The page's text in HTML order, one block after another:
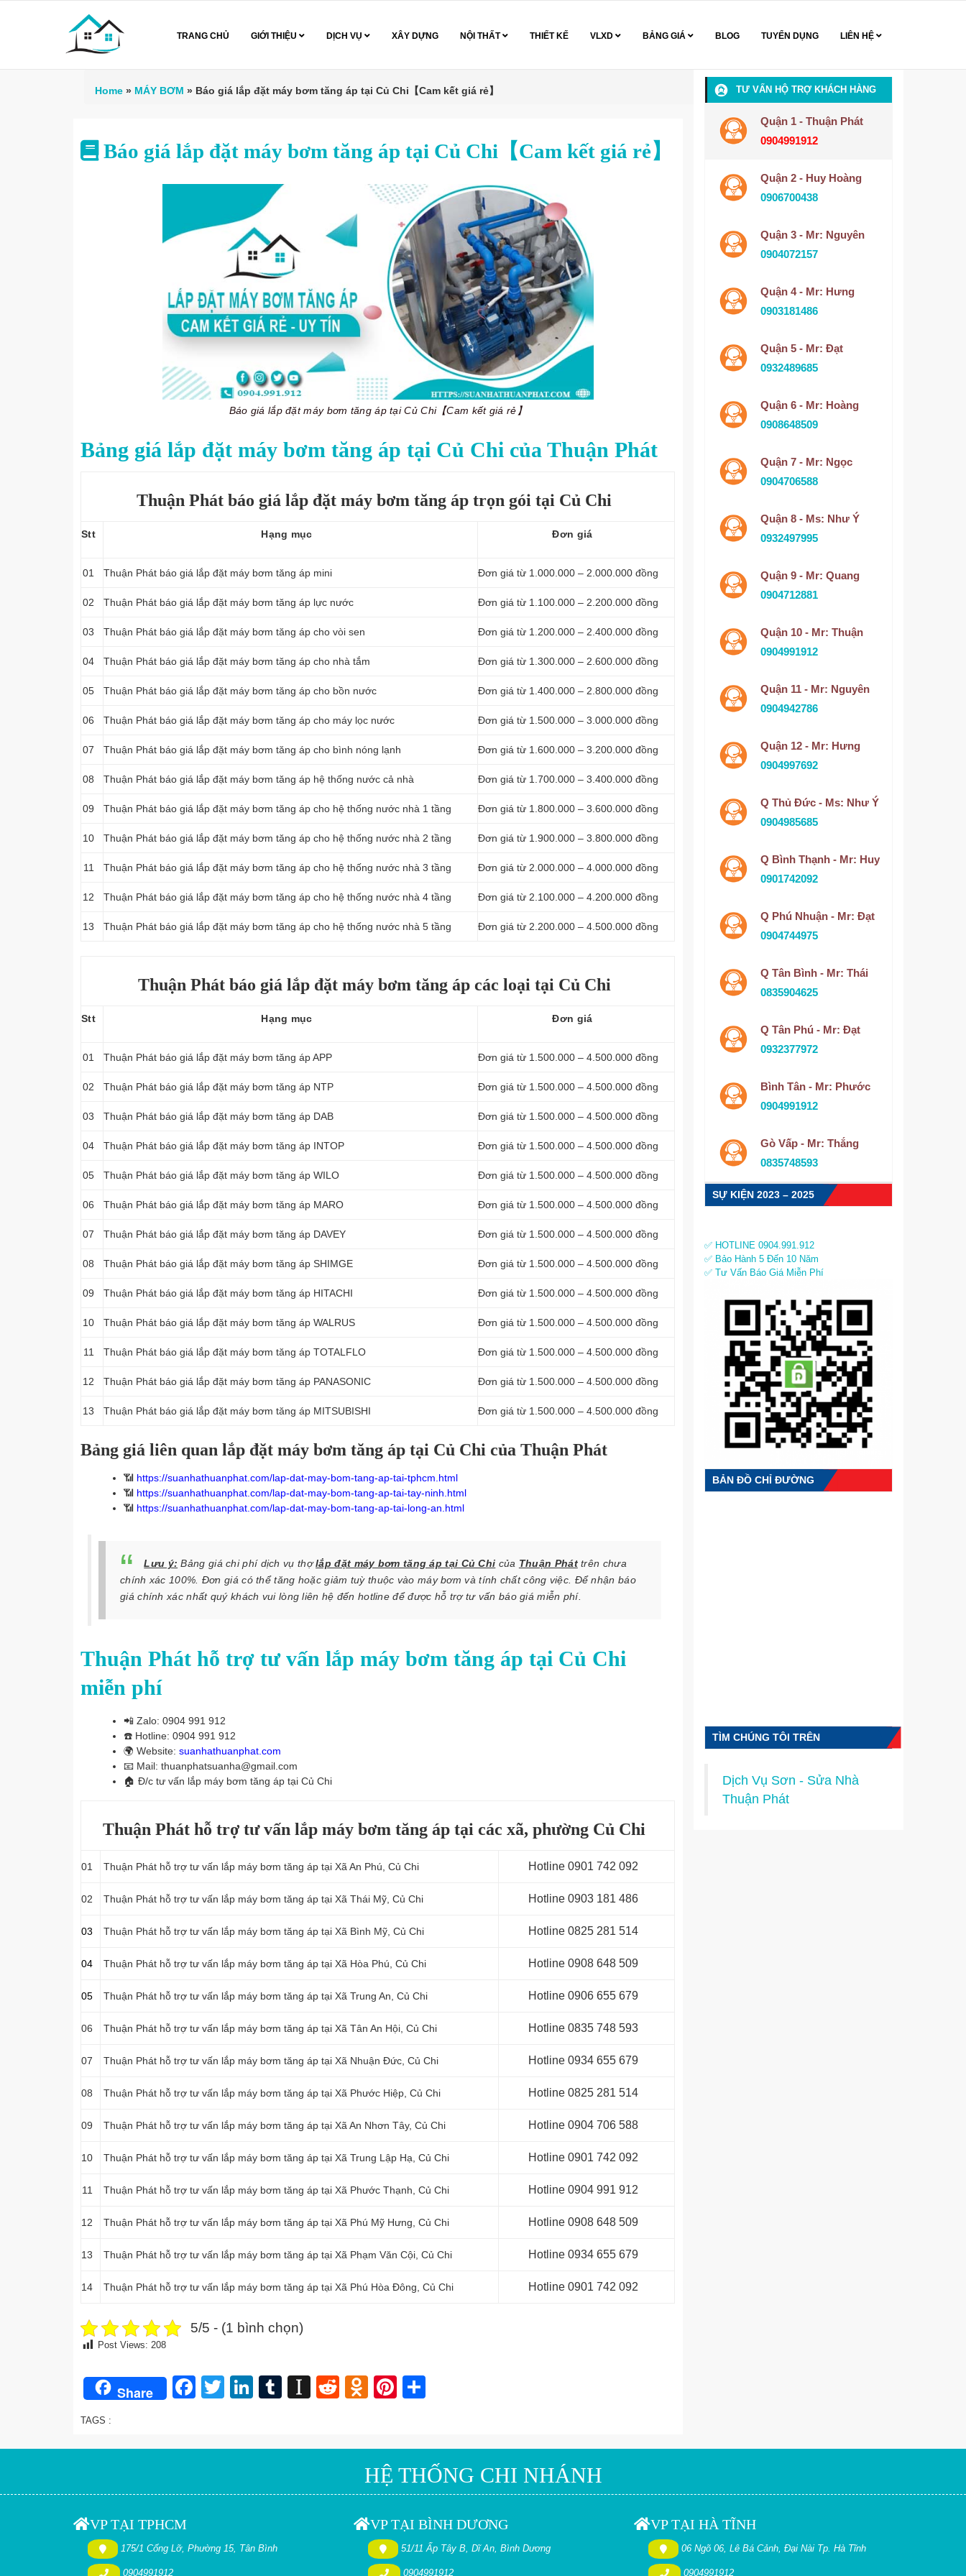
TRANG CHỦ GIỚI THIỆU DỊCH VỤ XÂY DỰNG NỘI THẤT THIẾT KẾ VLXD BẢNG GIÁ BLOG TUYỂN DỤNG LIÊN HỆ
Home » MÁY BƠM » Báo giá lắp đặt máy bơm tăng áp tại Củ Chi【Cam kết giá rẻ】
Báo giá lắp đặt máy bơm tăng áp tại Củ Chi【Cam kết giá rẻ】
Báo giá lắp đặt máy bơm tăng áp tại Củ Chi【Cam kết giá rẻ】
Bảng giá lắp đặt máy bơm tăng áp tại Củ Chi của Thuận Phát
Thuận Phát báo giá lắp đặt máy bơm tăng áp trọn gói tại Củ Chi
Stt Hạng mục Đơn giá
01 Thuận Phát báo giá lắp đặt máy bơm tăng áp mini Đơn giá từ 1.000.000 – 2.000.000 đồng
02 Thuận Phát báo giá lắp đặt máy bơm tăng áp lực nước Đơn giá từ 1.100.000 – 2.200.000 đồng
03 Thuận Phát báo giá lắp đặt máy bơm tăng áp cho vòi sen Đơn giá từ 1.200.000 – 2.400.000 đồng
04 Thuận Phát báo giá lắp đặt máy bơm tăng áp cho nhà tắm Đơn giá từ 1.300.000 – 2.600.000 đồng
05 Thuận Phát báo giá lắp đặt máy bơm tăng áp cho bồn nước Đơn giá từ 1.400.000 – 2.800.000 đồng
06 Thuận Phát báo giá lắp đặt máy bơm tăng áp cho máy lọc nước Đơn giá từ 1.500.000 – 3.000.000 đồng
07 Thuận Phát báo giá lắp đặt máy bơm tăng áp cho bình nóng lạnh Đơn giá từ 1.600.000 – 3.200.000 đồng
08 Thuận Phát báo giá lắp đặt máy bơm tăng áp hệ thống nước cả nhà Đơn giá từ 1.700.000 – 3.400.000 đồng
09 Thuận Phát báo giá lắp đặt máy bơm tăng áp cho hệ thống nước nhà 1 tầng Đơn giá từ 1.800.000 – 3.600.000 đồng
10 Thuận Phát báo giá lắp đặt máy bơm tăng áp cho hệ thống nước nhà 2 tầng Đơn giá từ 1.900.000 – 3.800.000 đồng
11 Thuận Phát báo giá lắp đặt máy bơm tăng áp cho hệ thống nước nhà 3 tầng Đơn giá từ 2.000.000 – 4.000.000 đồng
12 Thuận Phát báo giá lắp đặt máy bơm tăng áp cho hệ thống nước nhà 4 tầng Đơn giá từ 2.100.000 – 4.200.000 đồng
13 Thuận Phát báo giá lắp đặt máy bơm tăng áp cho hệ thống nước nhà 5 tầng Đơn giá từ 2.200.000 – 4.500.000 đồng
Thuận Phát báo giá lắp đặt máy bơm tăng áp các loại tại Củ Chi
Stt Hạng mục Đơn giá
01 Thuận Phát báo giá lắp đặt máy bơm tăng áp APP Đơn giá từ 1.500.000 – 4.500.000 đồng
02 Thuận Phát báo giá lắp đặt máy bơm tăng áp NTP Đơn giá từ 1.500.000 – 4.500.000 đồng
03 Thuận Phát báo giá lắp đặt máy bơm tăng áp DAB Đơn giá từ 1.500.000 – 4.500.000 đồng
04 Thuận Phát báo giá lắp đặt máy bơm tăng áp INTOP Đơn giá từ 1.500.000 – 4.500.000 đồng
05 Thuận Phát báo giá lắp đặt máy bơm tăng áp WILO Đơn giá từ 1.500.000 – 4.500.000 đồng
06 Thuận Phát báo giá lắp đặt máy bơm tăng áp MARO Đơn giá từ 1.500.000 – 4.500.000 đồng
07 Thuận Phát báo giá lắp đặt máy bơm tăng áp DAVEY Đơn giá từ 1.500.000 – 4.500.000 đồng
08 Thuận Phát báo giá lắp đặt máy bơm tăng áp SHIMGE Đơn giá từ 1.500.000 – 4.500.000 đồng
09 Thuận Phát báo giá lắp đặt máy bơm tăng áp HITACHI Đơn giá từ 1.500.000 – 4.500.000 đồng
10 Thuận Phát báo giá lắp đặt máy bơm tăng áp WALRUS Đơn giá từ 1.500.000 – 4.500.000 đồng
11 Thuận Phát báo giá lắp đặt máy bơm tăng áp TOTALFLO Đơn giá từ 1.500.000 – 4.500.000 đồng
12 Thuận Phát báo giá lắp đặt máy bơm tăng áp PANASONIC Đơn giá từ 1.500.000 – 4.500.000 đồng
13 Thuận Phát báo giá lắp đặt máy bơm tăng áp MITSUBISHI Đơn giá từ 1.500.000 – 4.500.000 đồng
Bảng giá liên quan lắp đặt máy bơm tăng áp tại Củ Chi của Thuận Phát
📶 https://suanhathuanphat.com/lap-dat-may-bom-tang-ap-tai-tphcm.html
📶 https://suanhathuanphat.com/lap-dat-may-bom-tang-ap-tai-tay-ninh.html
📶 https://suanhathuanphat.com/lap-dat-may-bom-tang-ap-tai-long-an.html
Lưu ý: Bảng giá chi phí dịch vụ thợlắp đặt máy bơm tăng áp tại Củ Chi của Thuận Pháttrên chưa
chính xác 100%. Đơn giá có thể tăng hoặc giảm tuỳ thuộc vào máy bơm và tính chất công việc. Để nhận báo
giá chính xác nhất quý khách vui lòng liên hệ đến hotline để được hỗ trợ tư vấn báo giá miễn phí.
Thuận Phát hỗ trợ tư vấn lắp máy bơm tăng áp tại Củ Chi
miễn phí
📲 Zalo: 0904 991 912
☎️ Hotline: 0904 991 912
🌍 Website: suanhathuanphat.com
📧 Mail: thuanphatsuanha@gmail.com
🏠 Đ/c tư vấn lắp máy bơm tăng áp tại Củ Chi
Thuận Phát hỗ trợ tư vấn lắp máy bơm tăng áp tại các xã, phường Củ Chi
01 Thuận Phát hỗ trợ tư vấn lắp máy bơm tăng áp tại Xã An Phú, Củ Chi Hotline 0901 742 092
02 Thuận Phát hỗ trợ tư vấn lắp máy bơm tăng áp tại Xã Thái Mỹ , Củ Chi Hotline 0903 181 486
03 Thuận Phát hỗ trợ tư vấn lắp máy bơm tăng áp tại Xã Bình Mỹ , Củ Chi Hotline 0825 281 514
04 Thuận Phát hỗ trợ tư vấn lắp máy bơm tăng áp tại Xã Hòa Phú, Củ Chi Hotline 0908 648 509
05 Thuận Phát hỗ trợ tư vấn lắp máy bơm tăng áp tại Xã Trung An , Củ Chi Hotline 0906 655 679
06 Thuận Phát hỗ trợ tư vấn lắp máy bơm tăng áp tại Xã Tân An Hội, Củ Chi Hotline 0835 748 593
07 Thuận Phát hỗ trợ tư vấn lắp máy bơm tăng áp tại Xã Nhuận Đức, Củ Chi Hotline 0934 655 679
08 Thuận Phát hỗ trợ tư vấn lắp máy bơm tăng áp tại Xã Phước Hiệp, Củ Chi Hotline 0825 281 514
09 Thuận Phát hỗ trợ tư vấn lắp máy bơm tăng áp tại Xã An Nhơn Tây, Củ Chi Hotline 0904 706 588
10 Thuận Phát hỗ trợ tư vấn lắp máy bơm tăng áp tại Xã Trung Lập Hạ, Củ Chi Hotline 0901 742 092
11 Thuận Phát hỗ trợ tư vấn lắp máy bơm tăng áp tại Xã Phước Thạnh, Củ Chi Hotline 0904 991 912
12 Thuận Phát hỗ trợ tư vấn lắp máy bơm tăng áp tại Xã Phú Mỹ Hưng, Củ Chi Hotline 0908 648 509
13 Thuận Phát hỗ trợ tư vấn lắp máy bơm tăng áp tại Xã Phạm Văn Cội, Củ Chi Hotline 0934 655 679
14 Thuận Phát hỗ trợ tư vấn lắp máy bơm tăng áp tại Xã Phú Hòa Đông , Củ Chi Hotline 0901 742 092
5/5 - (1 bình chọn)
Post Views: 208
Share Facebook
TwitterLinkedIn
Tumblr
Instapaper
RedditOdnoklassniki
Pinterest
TAGS :
TƯ VẤN HỘ TRỢ KHÁCH HÀNG
Quận 1 - Thuận Phát
0904991912
Quận 2 - Huy Hoàng
0906700438
Quận 3 - Mr: Nguyên
0904072157
Quận 4 - Mr: Hưng
0903181486
Quận 5 - Mr: Đạt
0932489685
Quận 6 - Mr: Hoàng
0908648509
Quận 7 - Mr: Ngọc
0904706588
Quận 8 - Ms: Như Ý
0932497995
Quận 9 - Mr: Quang
0904712881
Quận 10 - Mr: Thuận
0904991912
Quận 11 - Mr: Nguyên
0904942786
Quận 12 - Mr: Hưng
0904997692
Q Thủ Đức - Ms: Như Ý
0904985685
Q Bình Thạnh - Mr: Huy
0901742092
Q Phú Nhuận - Mr: Đạt
0904744975
Q Tân Bình - Mr: Thái
0835904625
Q Tân Phú - Mr: Đạt
0932377972
Bình Tân - Mr: Phước
0904991912
Gò Vấp - Mr: Thắng
0835748593
SỰ KIỆN 2023 – 2025
✅ HOTLINE 0904.991.912
✅ Bảo Hành 5 Đến 10 Năm
✅ Tư Vấn Báo Giá Miễn Phí
BẢN ĐỒ CHỈ ĐƯỜNG
TÌM CHÚNG TÔI TRÊN
Dịch Vụ Sơn - Sửa Nhà
Thuận Phát
HỆ THỐNG CHI NHÁNH
VP TẠI TPHCM
175/1 Cống Lỡ, Phường 15, Tân Bình
0904991912
VP TẠI BÌNH DƯƠNG
51/11 Ấp Tây B, Dĩ An, Bình Dương
0904991912
VP TẠI HÀ TĨNH
06 Ngõ 06, Lê Bá Cảnh, Đại Nài Tp. Hà Tĩnh
0904991912